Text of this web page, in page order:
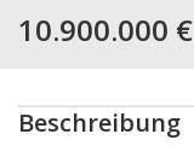
10.900.000 €
Beschreibung